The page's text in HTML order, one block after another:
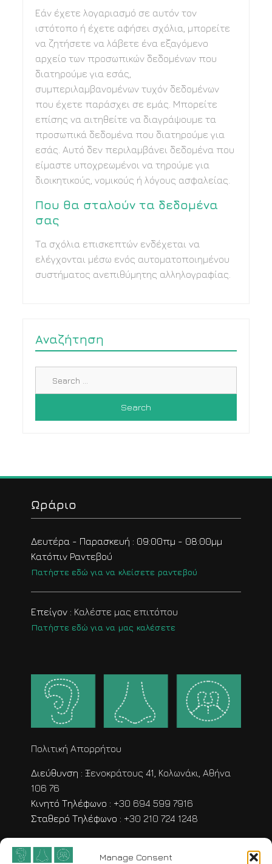
Manage Consent
Εάν έχετε λογαριασμό σε αυτόν τον
ιστότοπο ή έχετε αφήσει σχόλια, μπορείτε
να ζητήσετε να λάβετε ένα εξαγόμενο
αρχείο των προσωπικών δεδομένων που
διατηρούμε για εσάς,
συμπεριλαμβανομένων τυχόν δεδομένων
που έχετε παράσχει σε εμάς. Μπορείτε
επίσης να αιτηθείτε να διαγράψουμε τα
προσωπικά δεδομένα που διατηρούμε για
εσάς. Αυτό δεν περιλαμβάνει δεδομένα που
είμαστε υποχρεωμένοι να τηρούμε για
διοικητικούς, νομικούς ή λόγους ασφαλείας.
Που θα σταλούν τα δεδομένα
σας
Τα σχόλια επισκεπτών ενδέχεται να
ελέγχονται μέσω ενός αυτοματοποιημένου
συστήματος ανεπιθύμητης αλληλογραφίας.
Αναζήτηση
Ωράριο
Δευτέρα - Παρασκευή : 09:00πμ - 08:00μμ
Κατόπιν Ραντεβού
Πατήστε εδώ για να κλείσετε ραντεβού
Επείγον : Καλέστε μας επιτόπου
Πατήστε εδώ για να μας καλέσετε
Πολιτική Απορρήτου
Διεύθυνση : Ξενοκράτους 41, Κολωνάκι, Αθήνα
106 76
Κινητό Τηλέφωνο : +30 694 599 7916
Σταθερό Τηλέφωνο : +30 210 724 1248